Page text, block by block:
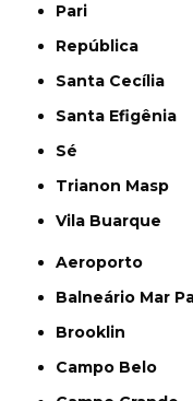
Pari
República
Santa Cecília
Santa Efigênia
Sé
Trianon Masp
Vila Buarque
Aeroporto
Balneário Mar
Brooklin
Campo Belo